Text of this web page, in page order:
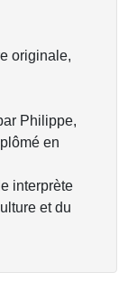
originale,
Philippe,
en
interprète
et du